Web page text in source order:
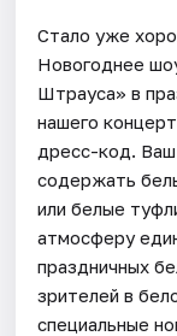
Стало уже
Новогоднее
Штрауса» в
нашего
дресс-код.
содержать
или белые
атмосферу
праздничных
зрителей в
специальные